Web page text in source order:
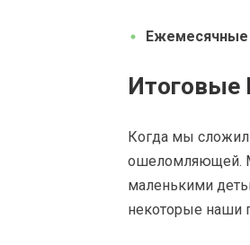
Ежемесячные
Итоговые
Когда мы
ошеломляющей.
маленькими
некоторые наши